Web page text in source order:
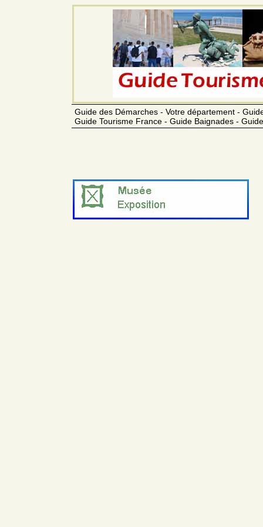
Guide des Démarches - Votre département -
Guide Tourisme France - Guide Baignades -